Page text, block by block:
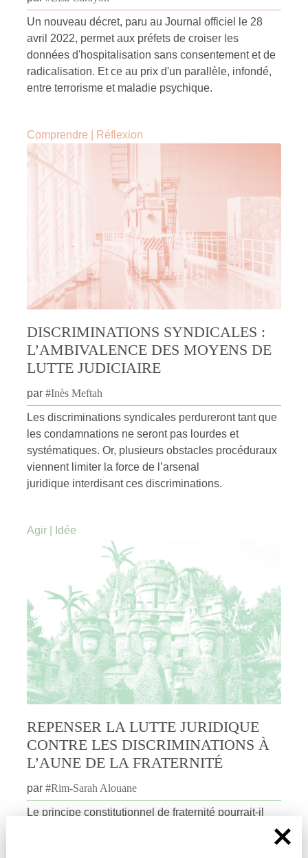
Un nouveau décret, paru au Journal officiel le 28
avril 2022, permet aux préfets de croiser les
données d'hospitalisation sans consentement et de
radicalisation. Et ce au prix d'un parallèle, infondé,
entre terrorisme et maladie psychique.
Comprendre Réflexion
DISCRIMINATIONS SYNDICALES :
L’AMBIVALENCE DES MOYENS DE
LUTTE JUDICIAIRE
par #Inès Meftah
Les discriminations syndicales perdureront tant que
les condamnations ne seront pas lourdes et
systématiques. Or, plusieurs obstacles procéduraux
viennent limiter la force de l’arsenal
juridique interdisant ces discriminations.
Agir Idée
REPENSER LA LUTTE JURIDIQUE
CONTRE LES DISCRIMINATIONS À
L’AUNE DE LA FRATERNITÉ
par #Rim-Sarah Alouane
Le principe constitutionnel de fraternité pourrait-il
permettre de repenser la protection des minorités en